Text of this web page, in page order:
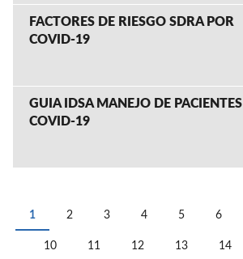
FACTORES DE RIESGO SDRA POR
COVID-19
GUIA IDSA MANEJO DE PACIENTES
COVID-19
PÁGINAS
1 2 3 4 5 6
10 11 12 13 14